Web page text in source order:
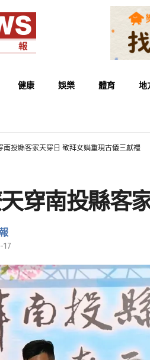
健康 娛樂 體育 地
南投縣客家天穿日 敬拜女媧重現古儀三獻禮
穿南投縣客
17